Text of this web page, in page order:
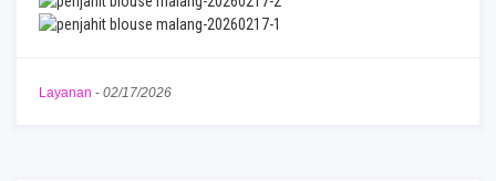
Layanan - 02/17/2026